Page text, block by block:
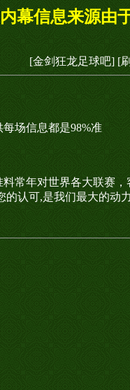
幕信息来源由
[金剑狂龙足球吧] [
场信息都是98%准
常年对世界各大联赛
的认可,是我们最大的动